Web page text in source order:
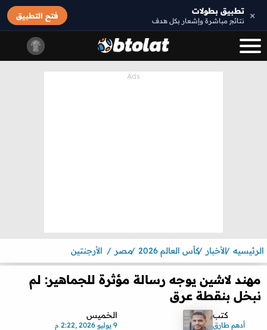
× تطبيق بطولات
نتائج مباشرة وإشعار بكل هدف
فتح التطبيق
الرئيسيه الأخبار كأس العالم 2026 مصر الأرجنتين
مهند لاشين يوجه رسالة مؤثرة للجماهير: لم
نبخل بنقطة عرق
كتب
أدهم طارق
الخميس
9 يوليو 2026 ,2:22 م